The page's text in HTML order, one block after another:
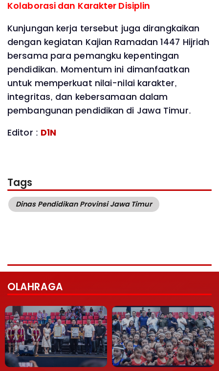
Kolaborasi dan Karakter Disiplin
Kunjungan kerja tersebut juga dirangkaikan
dengan kegiatan Kajian Ramadan 1447 Hijriah
bersama para pemangku kepentingan
pendidikan. Momentum ini dimanfaatkan
untuk memperkuat nilai-nilai karakter,
integritas, dan kebersamaan dalam
pembangunan pendidikan di Jawa Timur.
Editor : D1N
Tags
Dinas Pendidikan Provinsi Jawa Timur
OLAHRAGA